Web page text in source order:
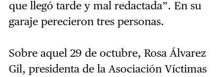
que llegó tarde y mal redactada”. En su
garaje perecieron tres personas.
Sobre aquel 29 de octubre, Rosa Álvarez
Gil, presidenta de la Asociación Víctimas